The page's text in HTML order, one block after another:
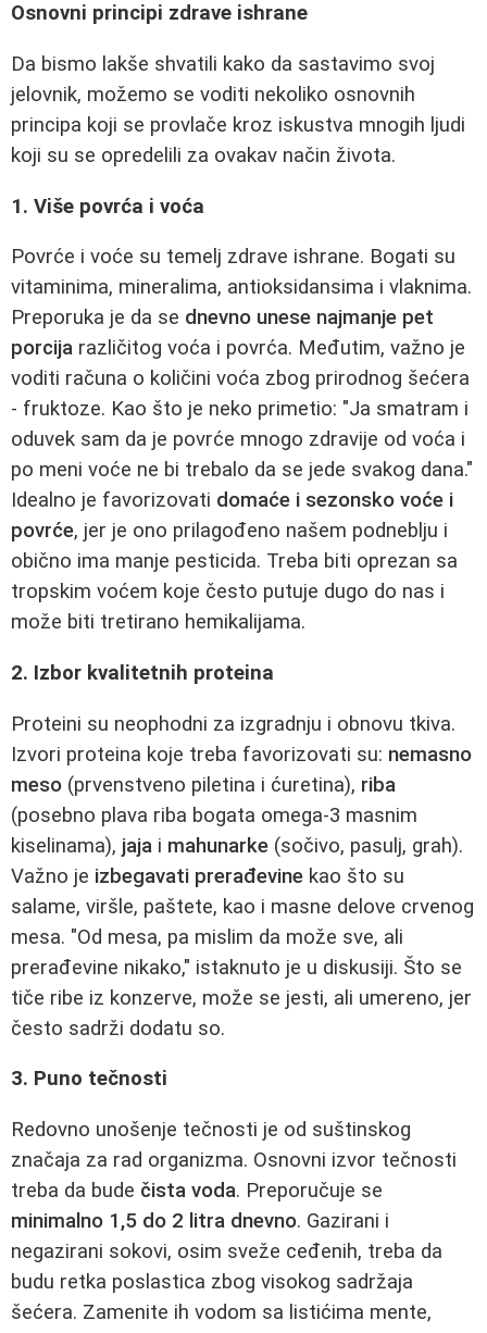
Osnovni principi zdrave ishrane
Da bismo lakše shvatili kako da sastavimo svoj
jelovnik, možemo se voditi nekoliko osnovnih
principa koji se provlače kroz iskustva mnogih ljudi
koji su se opredelili za ovakav način života.
1. Više povrća i voća
Povrće i voće su temelj zdrave ishrane. Bogati su
vitaminima, mineralima, antioksidansima i vlaknima.
Preporuka je da se dnevno unese najmanje pet
porcija različitog voća i povrća. Međutim, važno je
voditi računa o količini voća zbog prirodnog šećera
- fruktoze. Kao što je neko primetio: "Ja smatram i
oduvek sam da je povrće mnogo zdravije od voća i
po meni voće ne bi trebalo da se jede svakog dana."
Idealno je favorizovati domaće i sezonsko voće i
povrće, jer je ono prilagođeno našem podneblju i
obično ima manje pesticida. Treba biti oprezan sa
tropskim voćem koje često putuje dugo do nas i
može biti tretirano hemikalijama.
2. Izbor kvalitetnih proteina
Proteini su neophodni za izgradnju i obnovu tkiva.
Izvori proteina koje treba favorizovati su: nemasno
meso (prvenstveno piletina i ćuretina), riba
(posebno plava riba bogata omega-3 masnim
kiselinama), jaja i mahunarke (sočivo, pasulj, grah).
Važno je izbegavati prerađevine kao što su
salame, viršle, paštete, kao i masne delove crvenog
mesa. "Od mesa, pa mislim da može sve, ali
prerađevine nikako," istaknuto je u diskusiji. Što se
tiče ribe iz konzerve, može se jesti, ali umereno, jer
često sadrži dodatu so.
3. Puno tečnosti
Redovno unošenje tečnosti je od suštinskog
značaja za rad organizma. Osnovni izvor tečnosti
treba da bude čista voda. Preporučuje se
minimalno 1,5 do 2 litra dnevno. Gazirani i
negazirani sokovi, osim sveže ceđenih, treba da
budu retka poslastica zbog visokog sadržaja
šećera. Zamenite ih vodom sa listićima mente,